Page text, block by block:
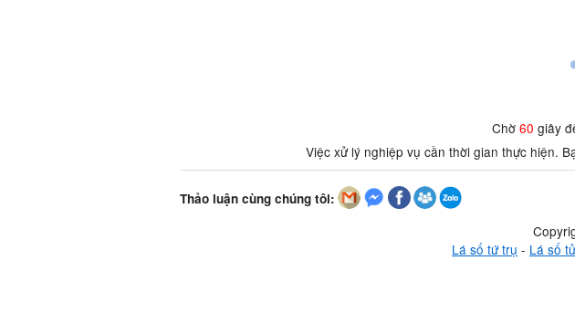
Chờ 60 giây
Việc xử lý nghiệp vụ cần thời gian thực hiện.
Thảo luận cùng chúng tôi:
Lá số tứ trụ - Lá số